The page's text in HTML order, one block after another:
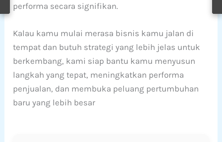
performa secara signifikan.
Kalau kamu mulai merasa bisnis kamu jalan di
tempat dan butuh strategi yang lebih jelas untuk
berkembang, kami siap bantu kamu menyusun
langkah yang tepat, meningkatkan performa
penjualan, dan membuka peluang pertumbuhan
baru yang lebih besar